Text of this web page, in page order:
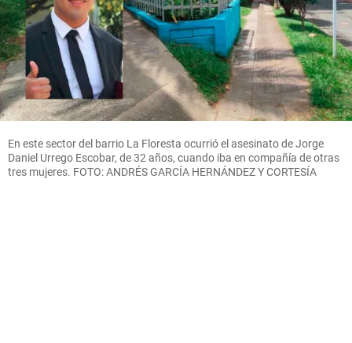
En este sector del barrio La Floresta ocurrió el asesinato de Jorge
Daniel Urrego Escobar, de 32 años, cuando iba en compañía de otras
tres mujeres. FOTO: ANDRÉS GARCÍA HERNÁNDEZ Y CORTESÍA